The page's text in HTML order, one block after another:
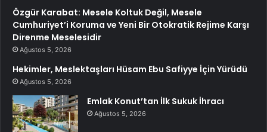
Özgür Karabat: Mesele Koltuk Değil, Mesele
Cumhuriyet’i Koruma ve Yeni Bir Otokratik Rejime Karşı
Direnme Meselesidir
Ağustos 5, 2026
Hekimler, Meslektaşları Hüsam Ebu Safiyye İçin Yürüdü
Ağustos 5, 2026
Emlak Konut’tan İlk Sukuk İhracı
Ağustos 5, 2026